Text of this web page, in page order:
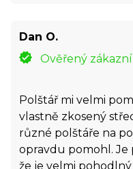
Dan O.
Ověřený
Polštář mi velmi
vlastně zkosený
různé polštáře na
opravdu pomohl. Je
že je velmi